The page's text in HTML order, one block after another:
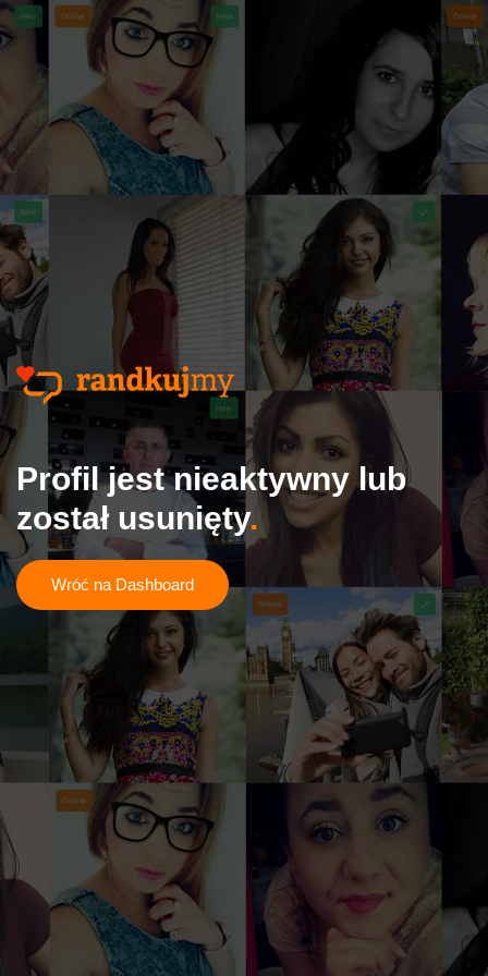
Profil jest nieaktywny lub
został usunięty
Wróć na Dashboard